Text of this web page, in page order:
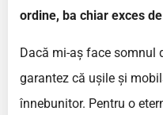
ordine, ba chiar exces
Dacă mi-aș face somnul
garantez că ușile și
înnebunitor. Pentru o